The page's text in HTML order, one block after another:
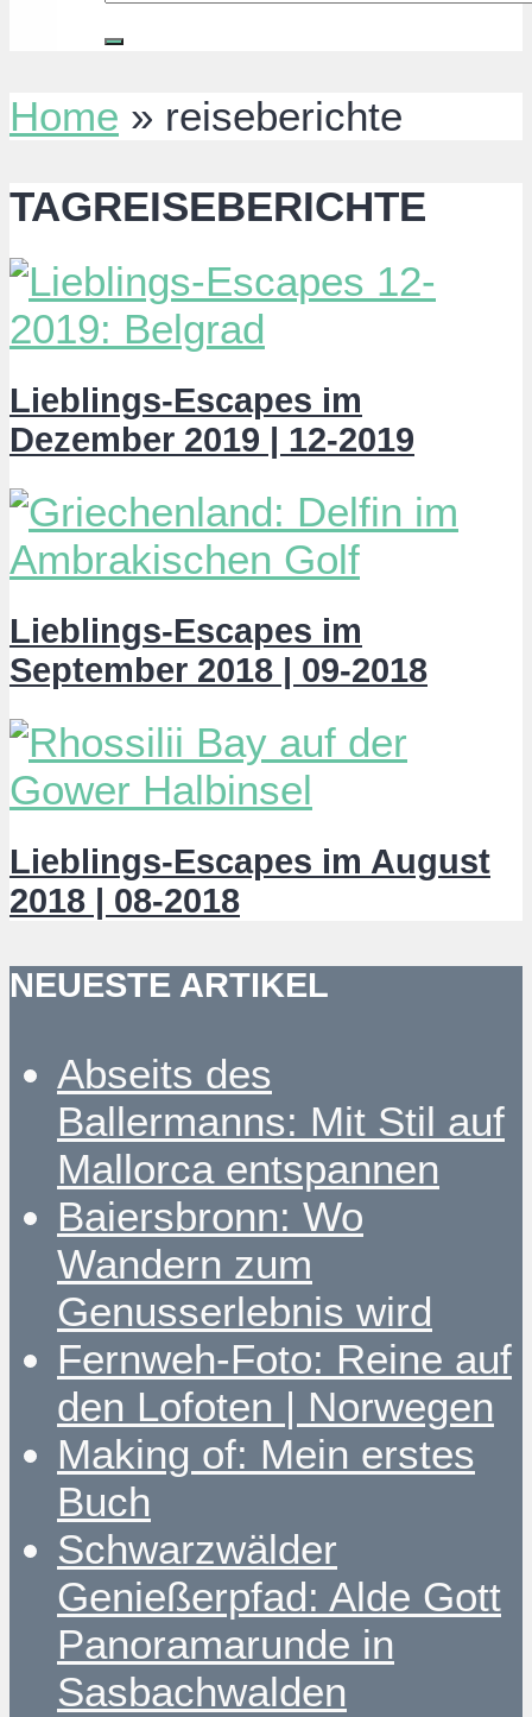
Home » reiseberichte
TAGREISEBERICHTE
Lieblings-Escapes im
Dezember 2019 | 12-2019
Lieblings-Escapes im
September 2018 | 09-2018
Lieblings-Escapes im August
2018 | 08-2018
NEUESTE ARTIKEL
Abseits des
Ballermanns: Mit Stil auf
Mallorca entspannen
Baiersbronn: Wo
Wandern zum
Genusserlebnis wird
Fernweh-Foto: Reine auf
den Lofoten | Norwegen
Making of: Mein erstes
Buch
Schwarzwälder
Genießerpfad: Alde Gott
Panoramarunde in
Sasbachwalden